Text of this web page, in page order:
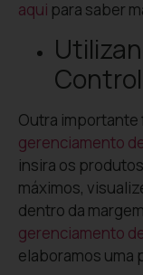
aqui para saber
Outra importante
gerenciamento
insira os
máximos,
dentro da
gerenciamento
elaboramos uma